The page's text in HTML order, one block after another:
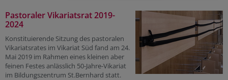
Pastoraler Vikariatsrat 2019-
2024
Konstituierende Sitzung des pastoralen
Vikariatsrates im Vikariat Süd fand am 24.
Mai 2019 im Rahmen eines kleinen aber
feinen Festes anlässlich 50-Jahre-Vikariat
im Bildungszentrum St.Bernhard statt.